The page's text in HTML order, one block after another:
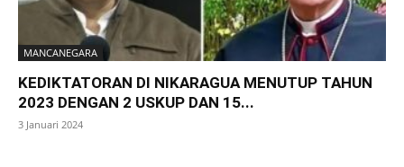
MANCANEGARA
KEDIKTATORAN DI NIKARAGUA MENUTUP TAHUN
2023 DENGAN 2 USKUP DAN 15...
3 Januari 2024